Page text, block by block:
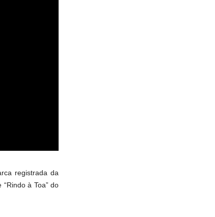
registrada da
à Toa” do